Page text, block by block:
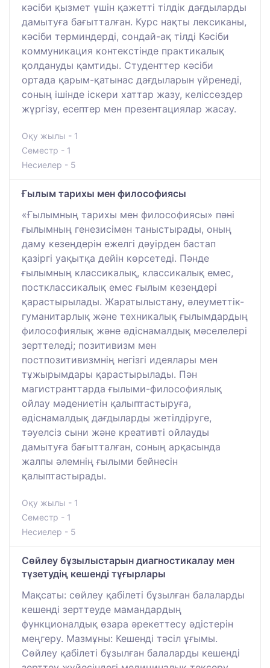
кәсіби қызмет үшін қажетті тілдік дағдыларды
дамытуға бағытталған. Курс нақты лексиканы,
кәсіби терминдерді, сондай-ақ тілді Кәсіби
коммуникация контекстінде практикалық
қолдануды қамтиды. Студенттер кәсіби
ортада қарым-қатынас дағдыларын үйренеді,
соның ішінде іскери хаттар жазу, келіссөздер
жүргізу, есептер мен презентациялар жасау.
Оқу жылы - 1
Семестр - 1
Несиелер - 5
Ғылым тарихы мен философиясы
«Ғылымның тарихы мен философиясы» пәні
ғылымның генезисімен таныстырады, оның
даму кезеңдерін ежелгі дәуірден бастап
қазіргі уақытқа дейін көрсетеді. Пәнде
ғылымның классикалық, классикалық емес,
постклассикалық емес ғылым кезеңдері
қарастырылады. Жаратылыстану, әлеуметтік-
гуманитарлық және техникалық ғылымдардың
философиялық және әдіснамалдық мәселелері
зерттеледі; позитивизм мен
постпозитивизмнің негізгі идеялары мен
тұжырымдары қарастырылады. Пән
магистранттарда ғылыми-философиялық
ойлау мәдениетін қалыптастыруға,
әдіснамалдық дағдыларды жетілдіруге,
тәуелсіз сыни және креативті ойлауды
дамытуға бағытталған, соның арқасында
жалпы әлемнің ғылыми бейнесін
қалыптастырады.
Оқу жылы - 1
Семестр - 1
Несиелер - 5
Сөйлеу бұзылыстарын диагностикалау мен
түзетудің кешенді тұғырлары
Мақсаты: сөйлеу қабілеті бұзылған балаларды
кешенді зерттеуде мамандардың
функционалдық өзара әрекеттесу әдістерін
меңгеру. Мазмұны: Кешенді тәсіл ұғымы.
Сөйлеу қабілеті бұзылған балаларды кешенді